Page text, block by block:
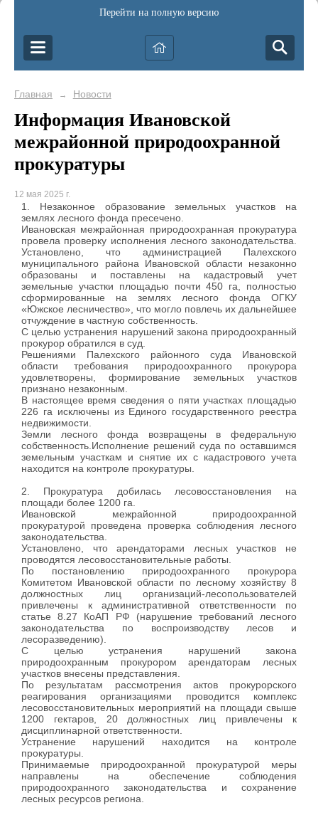
Перейти на полную версию
Главная → Новости
Информация Ивановской
межрайонной природоохранной
прокуратуры
12 мая 2025 г.
1. Незаконное образование земельных участков на
землях лесного фонда пресечено.
Ивановская межрайонная природоохранная прокуратура
провела проверку исполнения лесного законодательства.
Установлено, что администрацией Палехского
муниципального района Ивановской области незаконно
образованы и поставлены на кадастровый учет
земельные участки площадью почти 450 га, полностью
сформированные на землях лесного фонда ОГКУ
«Южское лесничество», что могло повлечь их дальнейшее
отчуждение в частную собственность.
С целью устранения нарушений закона природоохранный
прокурор обратился в суд.
Решениями Палехского районного суда Ивановской
области требования природоохранного прокурора
удовлетворены, формирование земельных участков
признано незаконным.
В настоящее время сведения о пяти участках площадью
226 га исключены из Единого государственного реестра
недвижимости.
Земли лесного фонда возвращены в федеральную
собственность.Исполнение решений суда по оставшимся
земельным участкам и снятие их с кадастрового учета
находится на контроле прокуратуры.
2. Прокуратура добилась лесовосстановления на
площади более 1200 га.
Ивановской межрайонной природоохранной
прокуратурой проведена проверка соблюдения лесного
законодательства.
Установлено, что арендаторами лесных участков не
проводятся лесовосстановительные работы.
По постановлению природоохранного прокурора
Комитетом Ивановской области по лесному хозяйству 8
должностных лиц организаций-лесопользователей
привлечены к административной ответственности по
статье 8.27 КоАП РФ (нарушение требований лесного
законодательства по воспроизводству лесов и
лесоразведению).
С целью устранения нарушений закона
природоохранным прокурором арендаторам лесных
участков внесены представления.
По результатам рассмотрения актов прокурорского
реагирования организациями проводится комплекс
лесовосстановительных мероприятий на площади свыше
1200 гектаров, 20 должностных лиц привлечены к
дисциплинарной ответственности.
Устранение нарушений находится на контроле
прокуратуры.
Принимаемые природоохранной прокуратурой меры
направлены на обеспечение соблюдения
природоохранного законодательства и сохранение
лесных ресурсов региона.